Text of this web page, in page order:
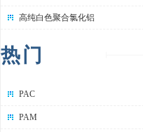
高纯白色聚合氯化铝
热门
PAC
PAM